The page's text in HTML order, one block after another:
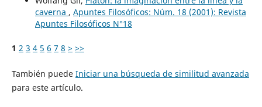
caverna , Apuntes Filosóficos: Núm. 18 (2001): Revista
Apuntes Filosóficos N°18
1 2 3 4 5 6 7 8 > >>
También puede Iniciar una búsqueda de similitud avanzada
para este artículo.